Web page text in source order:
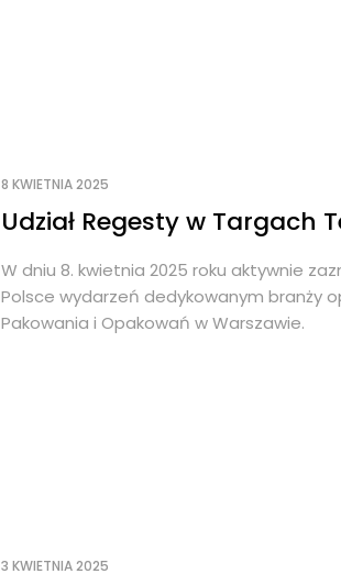
8 KWIETNIA 2025
Udział Regesty w Targach
W dniu 8. kwietnia 2025 roku aktywnie
Polsce wydarzeń dedykowanym branży
Pakowania i Opakowań w Warszawie.
3 KWIETNIA 2025